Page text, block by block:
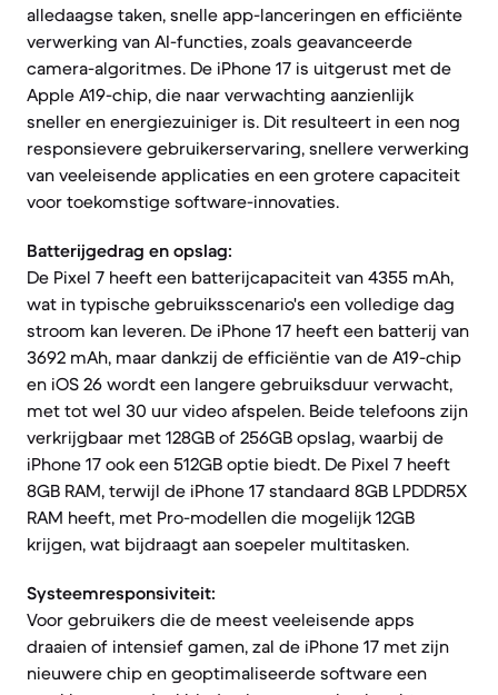
alledaagse taken, snelle app-lanceringen en efficiënte
verwerking van AI-functies, zoals geavanceerde
camera-algoritmes. De iPhone 17 is uitgerust met de
Apple A19-chip, die naar verwachting aanzienlijk
sneller en energiezuiniger is. Dit resulteert in een nog
responsievere gebruikerservaring, snellere verwerking
van veeleisende applicaties en een grotere capaciteit
voor toekomstige software-innovaties.
Batterijgedrag en opslag:
De Pixel 7 heeft een batterijcapaciteit van 4355 mAh,
wat in typische gebruiksscenario's een volledige dag
stroom kan leveren. De iPhone 17 heeft een batterij van
3692 mAh, maar dankzij de efficiëntie van de A19-chip
en iOS 26 wordt een langere gebruiksduur verwacht,
met tot wel 30 uur video afspelen. Beide telefoons zijn
verkrijgbaar met 128GB of 256GB opslag, waarbij de
iPhone 17 ook een 512GB optie biedt. De Pixel 7 heeft
8GB RAM, terwijl de iPhone 17 standaard 8GB LPDDR5X
RAM heeft, met Pro-modellen die mogelijk 12GB
krijgen, wat bijdraagt aan soepeler multitasken.
Systeemresponsiviteit:
Voor gebruikers die de meest veeleisende apps
draaien of intensief gamen, zal de iPhone 17 met zijn
nieuwere chip en geoptimaliseerde software een